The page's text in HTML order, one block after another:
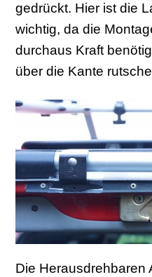
gedrückt. Hier ist die
wichtig, da die
durchaus Kraft
über die Kante
Die Herausdrehbaren